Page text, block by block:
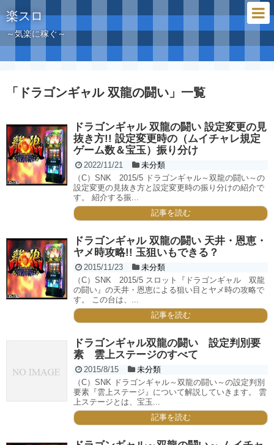
楽スロ
～気楽に稼ぐ～
「 ドラゴンギャル 双龍の闘い 」 一覧
ドラゴンギャル 双龍の闘い 設定変更の見
抜き方!! 設定変更時の（ムイチャレ規定
ゲーム数＆宝玉）振り分け
2022/11/21
未分類
（C）SNK 2015/5 ドラゴンギャル～双龍の闘い～の
設定変更の見抜き方と設定変更時の振り分けの紹介で
す。 紹介する振...
記事を読む
ドラゴンギャル 双龍の闘い 天井・恩恵・
ヤメ時攻略!! 玉狙いもできる？
2015/11/23
未分類
（C）SNK 2015/5 スロット『ドラゴンギャル 双龍
の闘い』の天井・恩恵による狙い目とヤメ時の攻略で
す。 この台は、...
記事を読む
ドラゴンギャル双龍の闘い 設定判別要
素 雲上ステージのすべて
2015/8/15
未分類
（C）SNK ドラゴンギャル～双龍の闘い～の設定判別
要素『雲上ステージ』について解説していきます。 雲
上ステージとは、宝玉...
記事を読む